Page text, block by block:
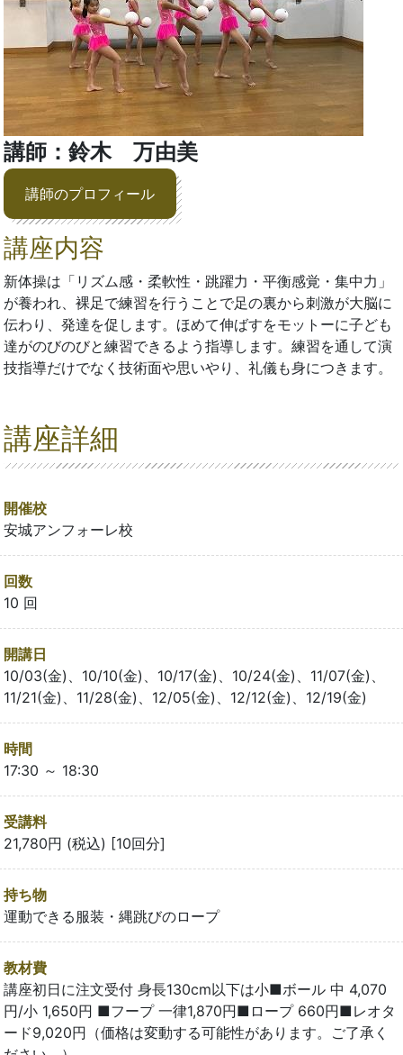
講師：鈴木 万由美
講師のプロフィール
講座内容
新体操は「リズム感・柔軟性・跳躍力・平衡感覚・集中力」
が養われ、裸足で練習を行うことで足の裏から刺激が大脳に
伝わり、発達を促します。ほめて伸ばすをモットーに子ども
達がのびのびと練習できるよう指導します。練習を通して演
技指導だけでなく技術面や思いやり、礼儀も身につきます。
講座詳細
開催校
安城アンフォーレ校
回数
10 回
開講日
10/03(金)、10/10(金)、10/17(金)、10/24(金)、11/07(金)、
11/21(金)、11/28(金)、12/05(金)、12/12(金)、12/19(金)
時間
17:30 ～ 18:30
受講料
21,780円 (税込) [10回分]
持ち物
運動できる服装・縄跳びのロープ
教材費
講座初日に注文受付 身長130cm以下は小■ボール 中 4,070
円/小 1,650円 ■フープ 一律1,870円■ロープ 660円■レオタ
ード9,020円（価格は変動する可能性があります。ご了承く